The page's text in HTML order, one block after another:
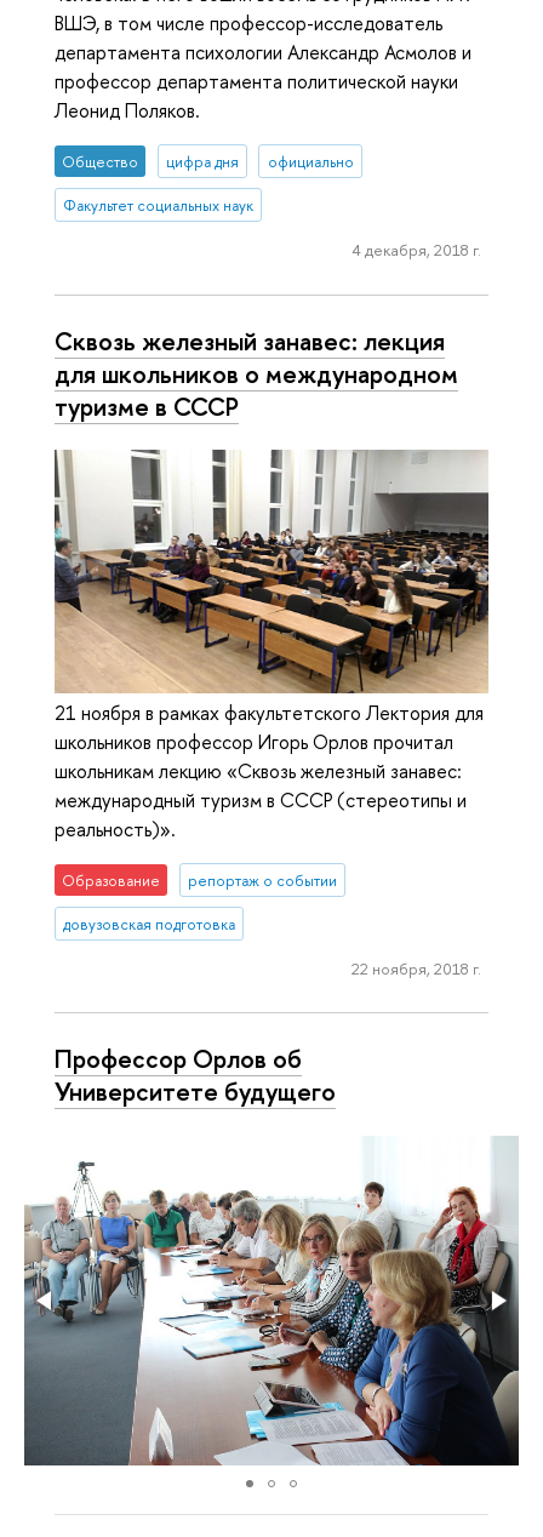
ВШЭ, в том числе профессор-исследователь
департамента психологии Александр Асмолов и
профессор департамента политической науки
Леонид Поляков.
Общество цифра дня официально
Факультет социальных наук
4 декабря, 2018 г.
Сквозь железный занавес: лекция
для школьников о международном
туризме в СССР
21 ноября в рамках факультетского Лектория для
школьников профессор Игорь Орлов прочитал
школьникам лекцию «Сквозь железный занавес:
международный туризм в СССР (стереотипы и
реальность)».
Образование репортаж о событии
довузовская подготовка
22 ноября, 2018 г.
Профессор Орлов об
Университете будущего